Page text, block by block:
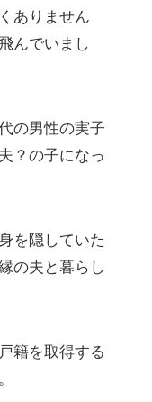
ありません
んでいまし
の男性の実子
？の子になっ
を隠していた
の夫と暮らし
籍を取得する